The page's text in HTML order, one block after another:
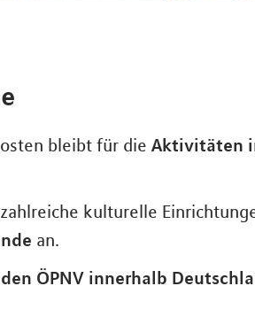
bleibt für die Aktivitäten
kulturelle
an.
ÖPNV innerhalb